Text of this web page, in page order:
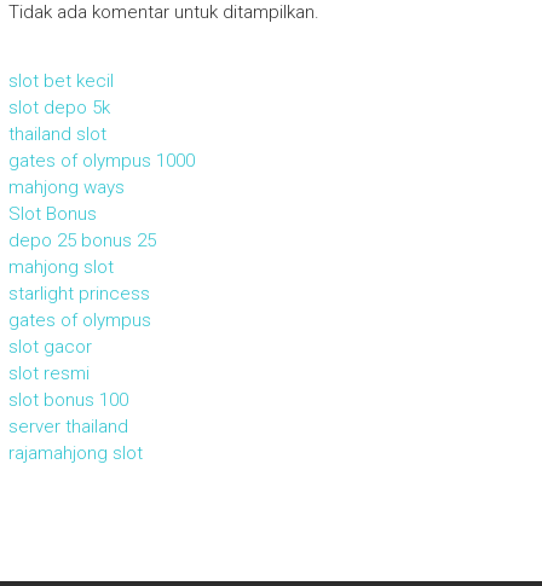
Tidak ada komentar untuk ditampilkan.
slot bet kecil
slot depo 5k
thailand slot
gates of olympus 1000
mahjong ways
Slot Bonus
depo 25 bonus 25
mahjong slot
starlight princess
gates of olympus
slot gacor
slot resmi
slot bonus 100
server thailand
rajamahjong slot